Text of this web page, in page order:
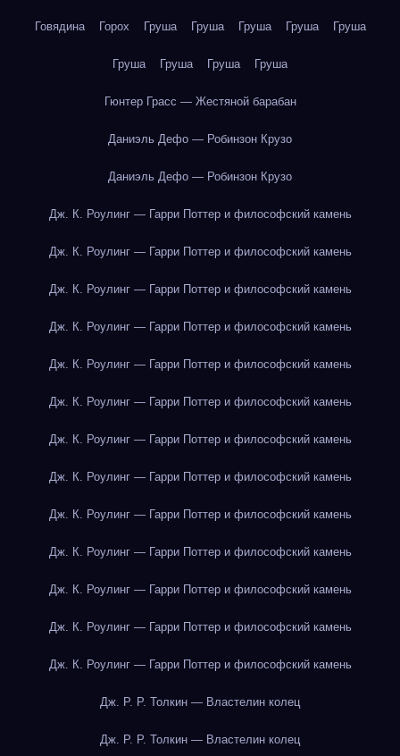
Говядина Горох Груша Груша Груша Груша Груша
Груша Груша Груша Груша
Гюнтер Грасс — Жестяной барабан
Даниэль Дефо — Робинзон Крузо
Даниэль Дефо — Робинзон Крузо
Дж. К. Роулинг — Гарри Поттер и философский камень
Дж. К. Роулинг — Гарри Поттер и философский камень
Дж. К. Роулинг — Гарри Поттер и философский камень
Дж. К. Роулинг — Гарри Поттер и философский камень
Дж. К. Роулинг — Гарри Поттер и философский камень
Дж. К. Роулинг — Гарри Поттер и философский камень
Дж. К. Роулинг — Гарри Поттер и философский камень
Дж. К. Роулинг — Гарри Поттер и философский камень
Дж. К. Роулинг — Гарри Поттер и философский камень
Дж. К. Роулинг — Гарри Поттер и философский камень
Дж. К. Роулинг — Гарри Поттер и философский камень
Дж. К. Роулинг — Гарри Поттер и философский камень
Дж. К. Роулинг — Гарри Поттер и философский камень
Дж. Р. Р. Толкин — Властелин колец
Дж. Р. Р. Толкин — Властелин колец